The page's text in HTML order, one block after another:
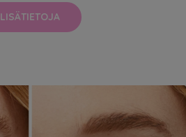
LISÄTIETOJA